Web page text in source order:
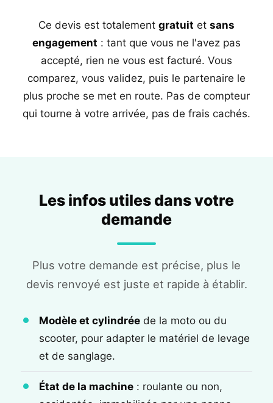
Ce devis est totalement gratuit et sans
engagement : tant que vous ne l'avez pas
accepté, rien ne vous est facturé. Vous
comparez, vous validez, puis le partenaire le
plus proche se met en route. Pas de compteur
qui tourne à votre arrivée, pas de frais cachés.
Les infos utiles dans votre
demande
Plus votre demande est précise, plus le
devis renvoyé est juste et rapide à établir.
Modèle et cylindrée de la moto ou du
scooter, pour adapter le matériel de levage
et de sanglage.
État de la machine : roulante ou non,